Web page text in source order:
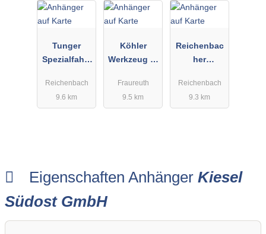
Tunger
Spezialfahrz
Exklusiv
GmbH
Reichenbach
9.6 km
Köhler
Werkzeug u.
rleih
Fraureuth
9.5 km
Reichenbac
her
ntrum
Reichenbach
9.3 km
Eigenschaften Anhänger Kiesel
Südost GmbH